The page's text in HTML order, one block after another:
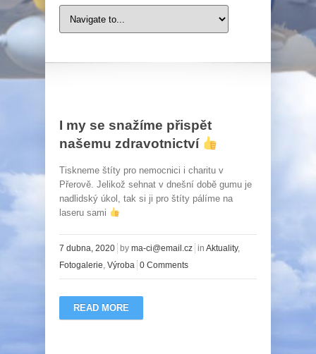
I my se snažíme přispět
našemu zdravotnictví
Tiskneme štíty pro nemocnici i charitu v
Přerově. Jelikož sehnat v dnešní době gumu je
nadlidský úkol, tak si ji pro štíty pálíme na
laseru sami
7 dubna, 2020 by ma-ci@email.cz in Aktuality,
Fotogalerie, Výroba 0 Comments
READ MORE